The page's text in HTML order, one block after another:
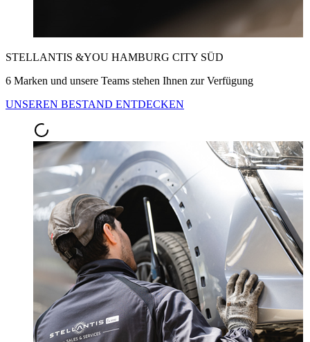
STELLANTIS &YOU HAMBURG CITY SÜD
6 Marken und unsere Teams stehen Ihnen zur Verfügung
UNSEREN BESTAND ENTDECKEN